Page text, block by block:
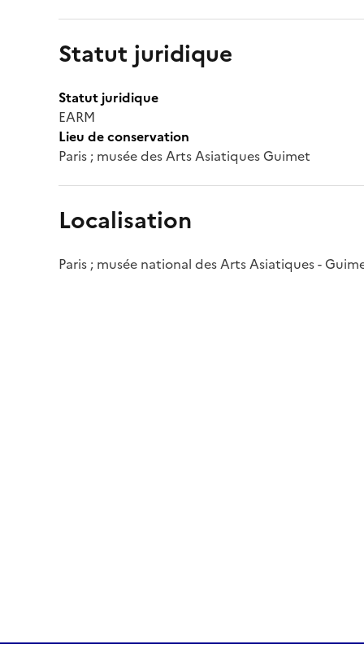
Statut juridique
Statut juridique
EARM
Lieu de conservation
Paris ; musée des Arts Asiatiques Guimet
Localisation
Paris ; musée national des Arts Asiatiques -